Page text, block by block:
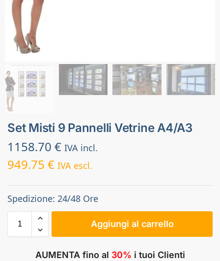
Set Misti 9 Pannelli Vetrine A4/A3
1158.70 € IVA incl.
949.75 € IVA escl.
Spedizione: 24/48 Ore
Aggiungi al carrello
AUMENTA fino al 30% i tuoi Clienti